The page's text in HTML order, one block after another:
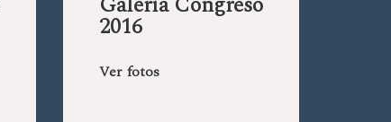
2016
Ver fotos